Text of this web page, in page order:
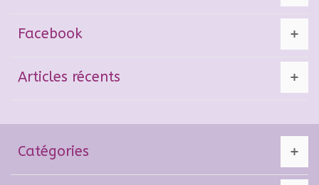
Facebook
Articles récents
Catégories